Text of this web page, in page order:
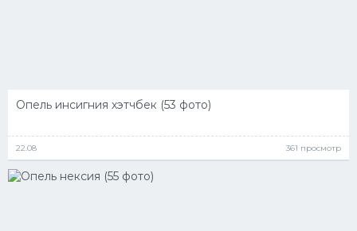
Опель инсигния хэтчбек (53 фото)
22.08 361 просмотр